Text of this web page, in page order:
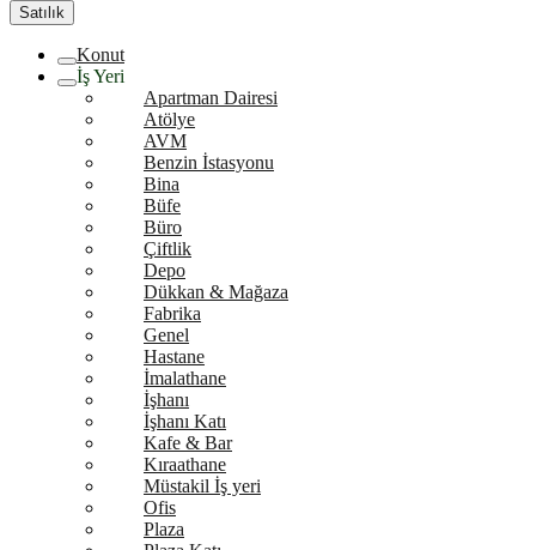
Satılık
Konut
İş Yeri
Apartman Dairesi
Atölye
AVM
Benzin İstasyonu
Bina
Büfe
Büro
Çiftlik
Depo
Dükkan & Mağaza
Fabrika
Genel
Hastane
İmalathane
İşhanı
İşhanı Katı
Kafe & Bar
Kıraathane
Müstakil İş yeri
Ofis
Plaza